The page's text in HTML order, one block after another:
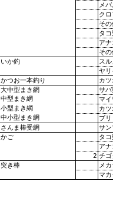
メ
クロ
そ
タ
ア
そ
いか釣
ス
ヤリ
かつお一本釣り カツ
大中型まき網 サバ
中型まき網 マイ
小型まき網 カツ
中小型まき網 ブリ
さんま棒受網 サン
かご
タ
ア
2 チゴ
突き棒
メ
マカ